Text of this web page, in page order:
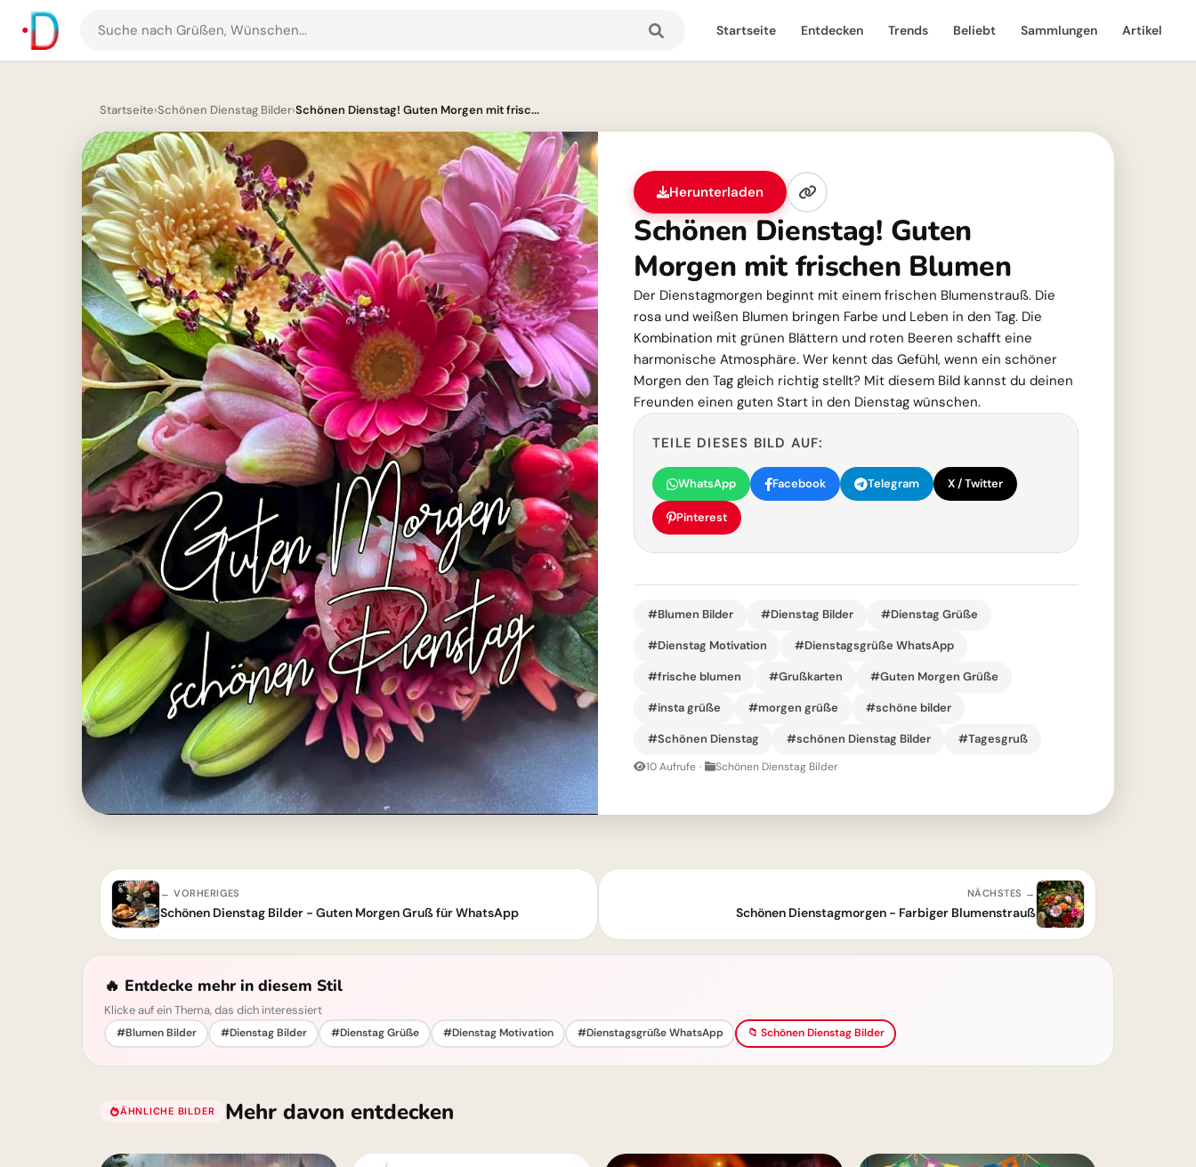
Suche
nach
und
Startseite Entdecken Trends Beliebt Sammlungen Artikel
Startseite›Schönen Dienstag Bilder›Schönen Dienstag! Guten Morgen mit frisc...
Herunterladen
Schönen Dienstag! Guten
Morgen mit frischen Blumen
Der Dienstagmorgen beginnt mit einem frischen Blumenstrauß. Die
rosa und weißen Blumen bringen Farbe und Leben in den Tag. Die
Kombination mit grünen Blättern und roten Beeren schafft eine
harmonische Atmosphäre. Wer kennt das Gefühl, wenn ein schöner
Morgen den Tag gleich richtig stellt? Mit diesem Bild kannst du deinen
Freunden einen guten Start in den Dienstag wünschen.
TEILE DIESES BILD AUF:
WhatsApp Facebook Telegram X / Twitter
Pinterest
#Blumen Bilder #Dienstag Bilder #Dienstag Grüße
#Dienstag Motivation #Dienstagsgrüße WhatsApp
#frische blumen #Grußkarten #Guten Morgen Grüße
#insta grüße #morgen grüße #schöne bilder
#Schönen Dienstag #schönen Dienstag Bilder #Tagesgruß
10 Aufrufe · Schönen Dienstag Bilder
← VORHERIGES
Schönen Dienstag Bilder - Guten Morgen Gruß für WhatsApp
NÄCHSTES →
Schönen Dienstagmorgen - Farbiger Blumenstrauß
🔥 Entdecke mehr in diesem Stil
Klicke auf ein Thema, das dich interessiert
#Blumen Bilder #Dienstag Bilder #Dienstag Grüße #Dienstag Motivation #Dienstagsgrüße WhatsApp 📁 Schönen Dienstag Bilder
ÄHNLICHE BILDER Mehr davon entdecken